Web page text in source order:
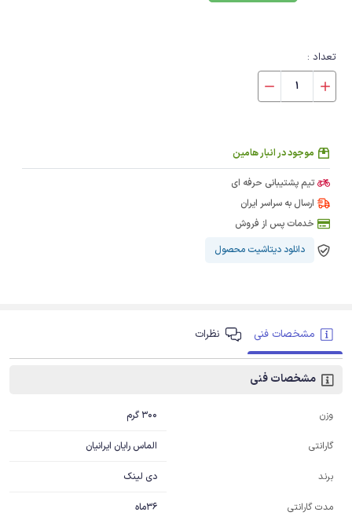
تعداد :
موجود در انبار هامین
تیم پشتیبانی حرفه ای
ارسال به سراسر ایران
خدمات پس از فروش
دانلود دیتاشیت محصول
مشخصات فنی نظرات
مشخصات فنی
وزن 300 گرم
گارانتی الماس رایان ایرانیان
برند دی لینک
مدت گارانتی 36ماه